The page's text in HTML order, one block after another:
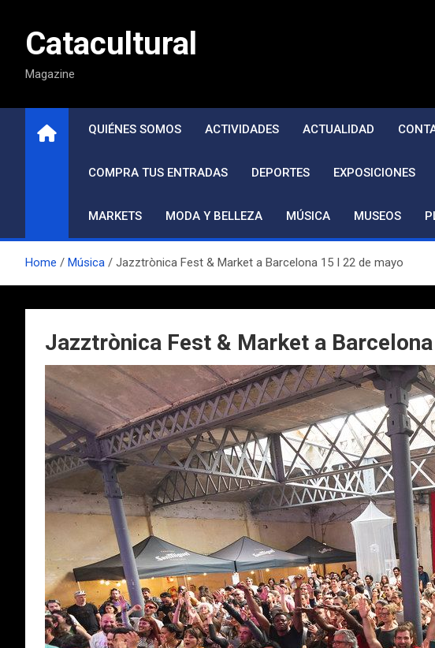
contenidoCatacultural
Magazine
QUIÉNES SOMOS ACTIVIDADES ACTUALIDAD
COMPRA TUS ENTRADAS DEPORTES EXPOSICIONES
MARKETS MODA Y BELLEZA MÚSICA MUSEOS
Home Música Jazztrònica Fest & Market a Barcelona 15 I 22 de mayo
Jazztrònica Fest & Market a